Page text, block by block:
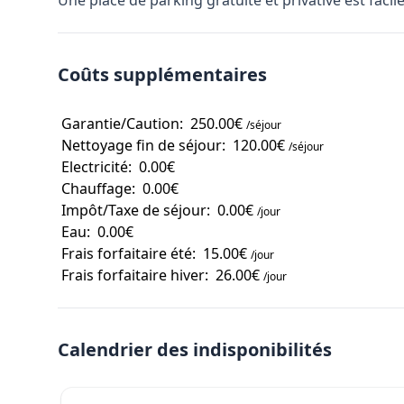
Coûts supplémentaires
Garantie/Caution: 250.00€ /séjour
Nettoyage fin de séjour: 120.00€ /séjour
Electricité: 0.00€
Chauffage: 0.00€
Impôt/Taxe de séjour: 0.00€ /jour
Eau: 0.00€
Frais forfaitaire été: 15.00€ /jour
Frais forfaitaire hiver: 26.00€ /jour
Calendrier des indisponibilités